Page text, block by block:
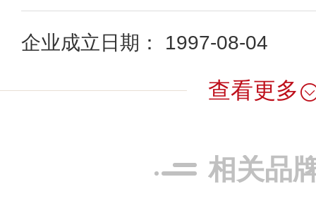
企业成立日期： 1997-08-04
查看更多
相关品